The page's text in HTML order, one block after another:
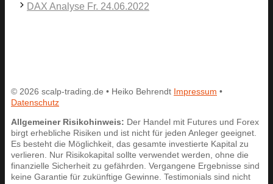
DAX Analyse Fr. 24.06.2022
© 2026 scalp-trading.de • Heiko Behrendt Impressum •
Datenschutz
Allgemeiner Risikohinweis: Der Handel mit Futures und Forex
birgt erhebliche Risiken und ist nicht für jeden Anleger geeignet.
Es besteht die Möglichkeit, das gesamte investierte Kapital zu
verlieren. Nur Risikokapital sollte verwendet werden, ohne die
finanzielle Sicherheit zu gefährden. Vergangene Ergebnisse sind
keine Garantie für zukünftige Gewinne. Testimonials sind nicht